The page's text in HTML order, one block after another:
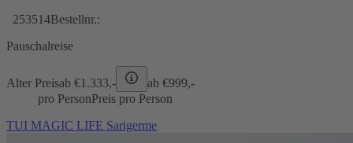
253514Bestellnr.:
Pauschalreise
Alter Preisab €1.333,- ab €999,-
pro PersonPreis pro Person
TUI MAGIC LIFE Sarigerme